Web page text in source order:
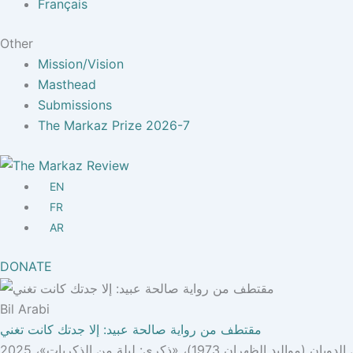
Français
Other
Mission/Vision
Masthead
Submissions
The Markaz Prize 2026-7
EN
FR
AR
DONATE
Bil Arabi
مقتطف من رواية صالحة عبيد: إلا جدتك كانت تغني